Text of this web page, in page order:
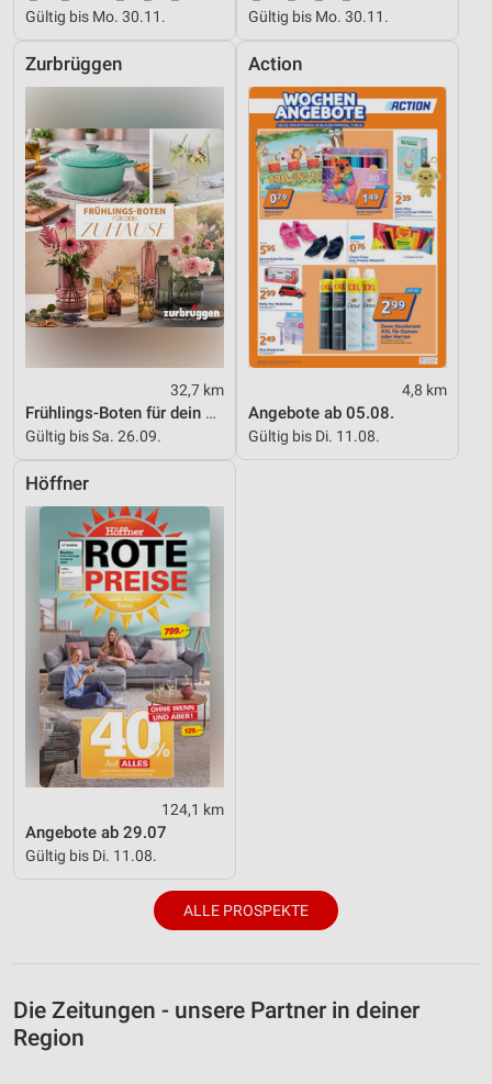
Gültig bis Mo. 30.11. Gültig bis Mo. 30.11.
Zurbrüggen
32,7 km
Frühlings-Boten für dein Zuhause
Gültig bis Sa. 26.09.
Action
4,8 km
Angebote ab 05.08.
Gültig bis Di. 11.08.
Höffner
124,1 km
Angebote ab 29.07
Gültig bis Di. 11.08.
ALLE PROSPEKTE
Die Zeitungen - unsere Partner in deiner
Region